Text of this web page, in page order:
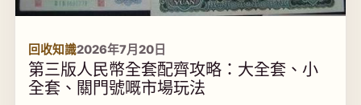
回收知識2026年7月20日
第三版人民幣全套配齊攻略：大全套、小
全套、關門號嘅市場玩法